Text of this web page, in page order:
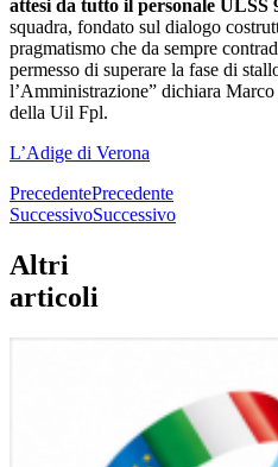
attesi da tutto il personale ULSS
squadra, fondato sul dialogo
pragmatismo che da sempre
permesso di superare la fase di
l’Amministrazione” dichiara
della Uil Fpl.
L’Adige di Verona
PrecedentePrecedente
SuccessivoSuccessivo
Altri
articoli